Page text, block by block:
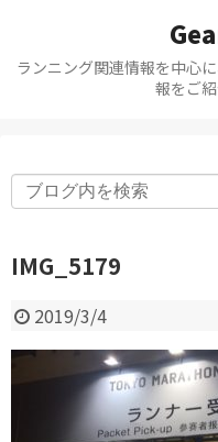
ランニング関連情報を中心
報をご紹
IMG_5179
2019/3/4